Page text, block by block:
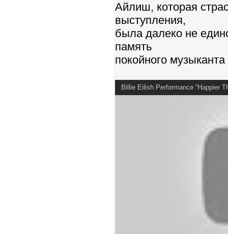
Айлиш, которая
выступления,
была далеко не
память
покойного
Billie Eilish Performance “Happier